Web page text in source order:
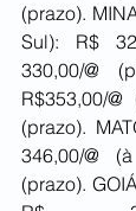
(prazo).
Sul): R$
330,00/@
R$353,00/
(prazo).
346,00/@
(prazo).